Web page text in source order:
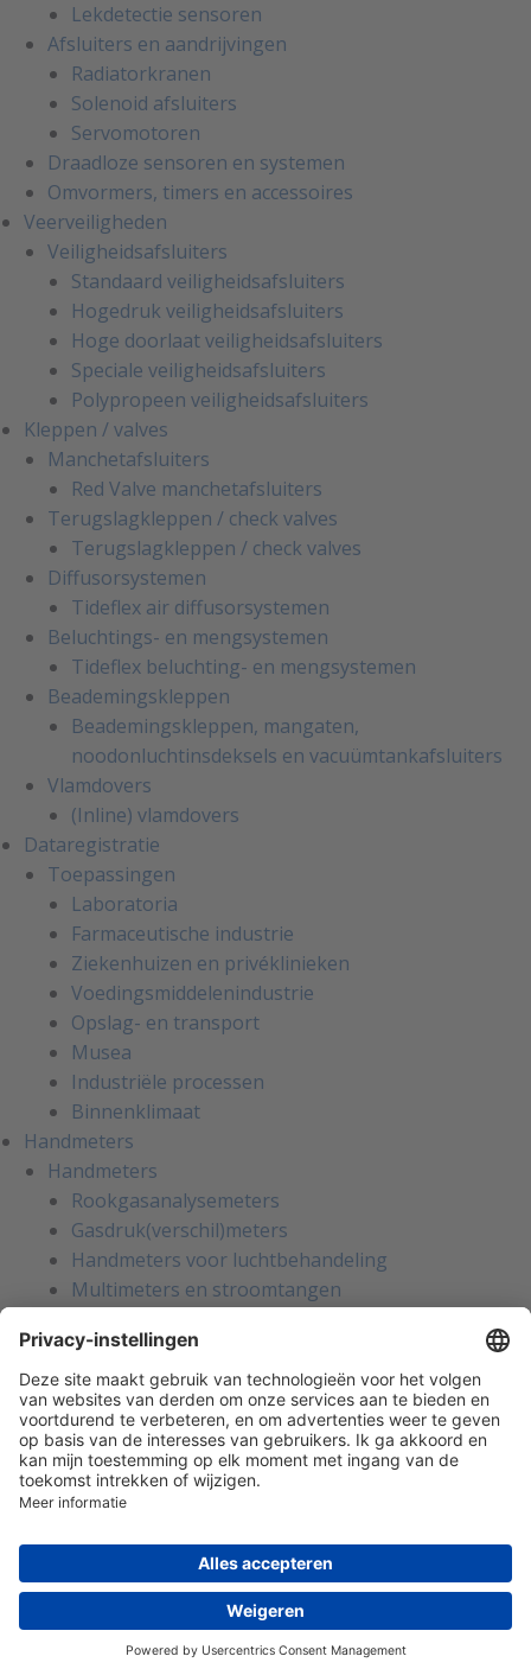
Lekdetectie sensoren
Afsluiters en aandrijvingen
Radiatorkranen
Solenoid afsluiters
Servomotoren
Draadloze sensoren en systemen
Omvormers, timers en accessoires
Veerveiligheden
Veiligheidsafsluiters
Standaard veiligheidsafsluiters
Hogedruk veiligheidsafsluiters
Hoge doorlaat veiligheidsafsluiters
Speciale veiligheidsafsluiters
Polypropeen veiligheidsafsluiters
Kleppen / valves
Manchetafsluiters
Red Valve manchetafsluiters
Terugslagkleppen / check valves
Terugslagkleppen / check valves
Diffusorsystemen
Tideflex air diffusorsystemen
Beluchtings- en mengsystemen
Tideflex beluchting- en mengsystemen
Beademingskleppen
Beademingskleppen, mangaten,
noodonluchtinsdeksels en vacuümtankafsluiters
Vlamdovers
(Inline) vlamdovers
Dataregistratie
Toepassingen
Laboratoria
Farmaceutische industrie
Ziekenhuizen en privéklinieken
Voedingsmiddelenindustrie
Opslag- en transport
Musea
Industriële processen
Binnenklimaat
Handmeters
Handmeters
Rookgasanalysemeters
Gasdruk(verschil)meters
Handmeters voor luchtbehandeling
Multimeters en stroomtangen
Apparatentesters voor NEN-3140
Handmeters voor koeltechniek
Inregelinstrumenten voor water
Gaslekzoekers
Persoonlijke bescherming
Warmtebeeldcamera's